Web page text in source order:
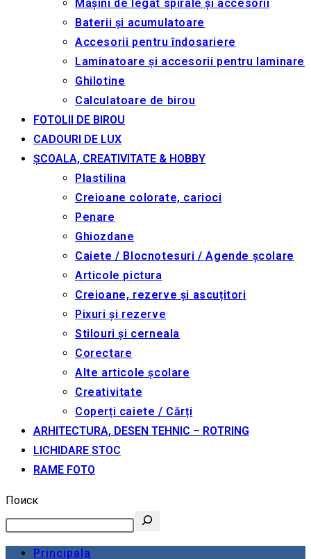
Mașini de legat spirale și accesorii
Baterii și acumulatoare
Accesorii pentru îndosariere
Laminatoare și accesorii pentru laminare
Ghilotine
Calculatoare de birou
FOTOLII DE BIROU
CADOURI DE LUX
ȘCOALA, CREATIVITATE & HOBBY
Plastilina
Creioane colorate, carioci
Penare
Ghiozdane
Caiete / Blocnotesuri / Agende școlare
Articole pictura
Creioane, rezerve și ascuțitori
Pixuri și rezerve
Stilouri și cerneala
Corectare
Alte articole școlare
Creativitate
Coperți caiete / Cărți
ARHITECTURA, DESEN TEHNIC – ROTRING
LICHIDARE STOC
RAME FOTO
Поиск
Principala